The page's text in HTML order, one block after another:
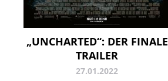
„UNCHARTED“: DER FINALE
TRAILER
27.01.2022